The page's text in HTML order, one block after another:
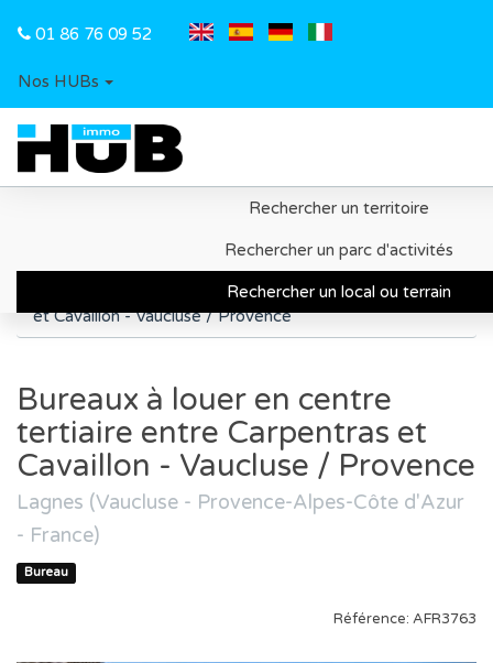
01 86 76 09 52
Nos HUBs
Rechercher un territoire
Rechercher un parc d'activités
Rechercher un local ou terrain
Recherche d'un local ou d'un terrain
Département du Vaucluse
Bureaux à louer en centre tertiaire entre Carpentras
et Cavaillon - Vaucluse / Provence
Bureaux à louer en centre
tertiaire entre Carpentras et
Cavaillon - Vaucluse / Provence
Lagnes (Vaucluse - Provence-Alpes-Côte d'Azur
- France)
Bureau
Référence: AFR3763